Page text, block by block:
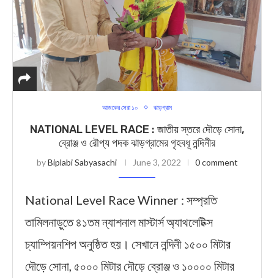
আজকের সেরা ১০ ঝাড়গ্রাম
NATIONAL LEVEL RACE : জাতীয় স্তরে দৌড়ে সোনা,
ব্রোঞ্জ ও রৌপ্য পদক ঝাড়গ্রামের গৃহবধূ নন্দিনীর
byBiplabi Sabyasachi June 3, 2022 0 comment
National Level Race Winner : সম্প্রতি
তামিলনাড়ুতে ৪১তম ন্যাশনাল মাস্টার্স অ্যাথলেটিক্স
চ্যাম্পিয়নশিপ অনুষ্ঠিত হয়। সেখানে নন্দিনী ১৫০০ মিটার
দৌড়ে সোনা, ৫০০০ মিটার দৌড়ে ব্রোঞ্জ ও ১০০০০ মিটার